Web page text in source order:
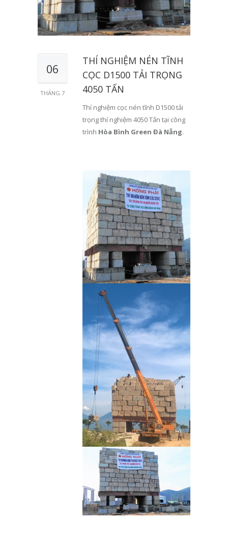
06
THÁNG 7
THÍ NGHIỆM NÉN TĨNH
CỌC D1500 TẢI TRỌNG
4050 TẤN
Thí nghiệm cọc nén tĩnh D1500 tải
trọng thí nghiệm 4050 Tấn tại công
trình Hòa Bình Green Đà Nẵng.